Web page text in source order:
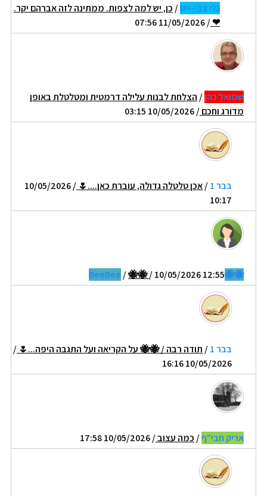
גלי צבי-ויס/ כן, יש למה לצפות. ממתינה לזה אברהם יקר.
❤
/ 11/05/2026 07:56
שמואל כהן/ הצלחת לבנות עלילה דרמטית ומטלטלת באופן
מדורג וחכם/ 10/05/2026 03:15
בבר 1 /אכן טלטלה גדולה, עוברת כאן....🌷
/ 10/05/2026
10:17
🐝🐝BeeBee
/🐝🐝/ 10/05/2026 12:55
בבר 1 / תודה רבה / 🐝🐝 על הקריאה ועל התגבה היפה...🌷 /
10/05/2026 16:16
אריק חבי"ף/ כמה עצוב/ 10/05/2026 17:58